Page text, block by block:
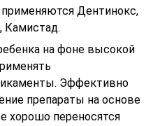
Дентинокс,
Камистад.
на фоне высокой
Эффективно
препараты на основе
хорошо переносятся